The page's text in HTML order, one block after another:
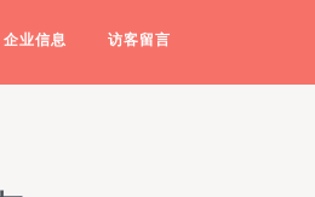
企业信息 访客留言